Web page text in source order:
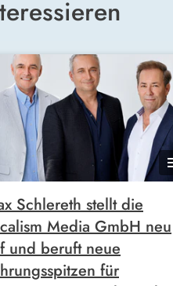
Schlereth stellt die
Media GmbH neu
und beruft neue
für